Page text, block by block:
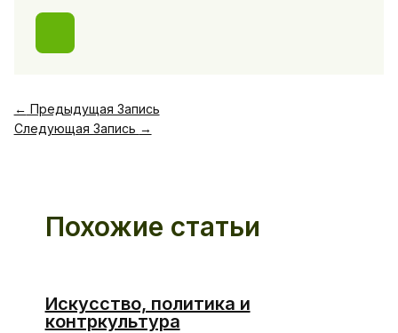
← Предыдущая Запись
Следующая Запись →
Похожие статьи
Искусство, политика и
контркультура